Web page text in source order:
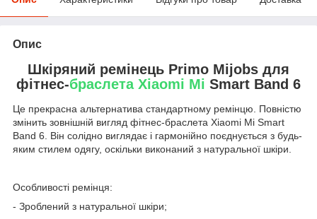
Опис
Шкіряний ремінець Primo Mijobs для
фітнес-браслета Xiaomi Mi Smart Band 6
Це прекрасна альтернатива стандартному ремінцю. Повністю
змінить зовнішній вигляд фітнес-браслета Xiaomi Mi Smart
Band 6. Він солідно виглядає і гармонійно поєднується з будь-
яким стилем одягу, оскільки виконаний з натуральної шкіри.
Особливості ремінця:
- Зроблений з натуральної шкіри;